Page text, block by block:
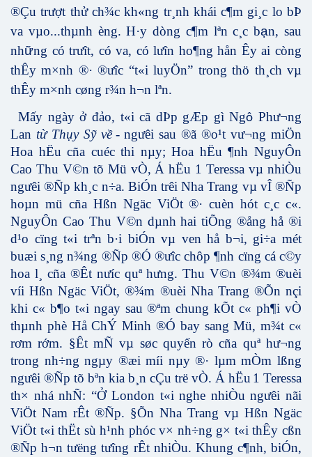
®Çutrượt thửch¾c kh«ng tr¸nh khái c¶m gi¸c lo bÞ
va vµo...thµnh èng. H·y dòng c¶m lªn c¸c bạn, sau
những có tr­ưît, có va, có l­ưîn ho¶ng hån Êy ai còng
thÊy m×nh ®· ®ư­îc “t«i luyÖn” trong thö th¸ch vµ
thÊy m×nh cøng r¾n h¬n lªn.
Mấy ngày ở đảo, t«i cã dÞp gÆp gì Ngô Ph­ư¬ng
Lan từ Thụy Sỹ về - ngư­êi sau ®ã ®o¹t v­ư¬ng miÖn
Hoa hËu cña cuéc thi nµy; Hoa hËu ¶nh NguyÔn
Cao Thu V©n tõ Mü vÒ, Á hËu 1 Teressa vµ nhiÒu
ng­ưêi ®Ñp kh¸c n÷a. BiÓn trêi Nha Trang vµ vÎ ®Ñp
hoµn mü cña Hßn Ngäc ViÖt ®· cuèn hót c¸c c«.
NguyÔn Cao Thu V©n dµnh hai tiÕng ®ång hå ®i
d¹o cïng t«i trªn b·i biÓn vµ ven hå b¬i, gi÷a mét
buæi s¸ng n¾ng ®Ñp ®Ó ®­ưîc chôp ¶nh cïng cá c©y
hoa l¸ cña ®Êt nưíc quª h­ưng. Thu V©n ®¾m ®uèi
víi Hßn Ngäc ViÖt, ®¾m ®uèi Nha Trang ®Õn nçi
khi c« b¶o t«i ngay sau ®ªm chung kÕt c« ph¶i vÒ
thµnh phè Hå ChÝ Minh ®Ó bay sang Mü, m¾t c«
rơm rớm. §Êt mÑ vµ søc quyến rò cña quª hư­¬ng
trong nh÷ng ngµy ®æi míi nµy ®· lµm mÒm lßng
ng­ưêi ®Ñp tõ bªn kia b¸n cÇu trë vÒ. Á hËu 1 Teressa
th× nhá nhÑ: “ỞLondon t«i nghe nhiÒu ng­ưêi nãi
ViÖt Nam rÊt ®Ñp. §Õn Nha Trang vµ Hßn Ngäc
ViÖt t«i thËt sù h¹nh phóc v× nh÷ng g× t«i thÊy cßn
®Ñp h¬n tưëng tưîng rÊt nhiÒu. Khung c¶nh, biÓn,